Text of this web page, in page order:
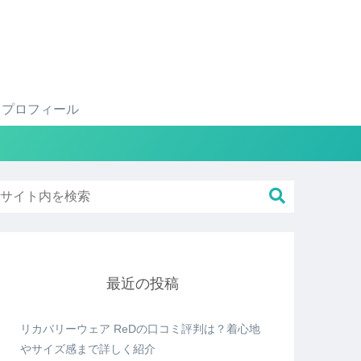
プロフィール
最近の投稿
リカバリーウェア ReDの口コミ評判は？着心地
やサイズ感まで詳しく紹介